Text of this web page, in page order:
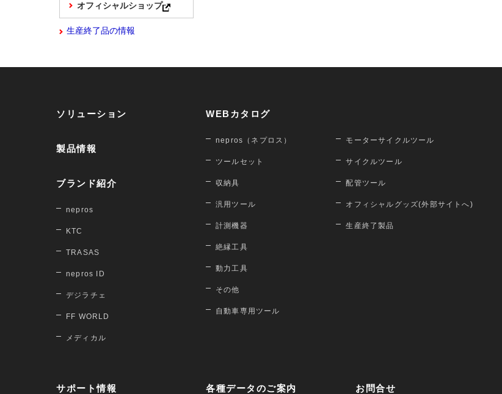
オフィシャルショップ
生産終了品の情報
ソリューション
製品情報
ブランド紹介
nepros
KTC
TRASAS
nepros ID
デジラチェ
FF WORLD
メディカル
WEBカタログ
nepros（ネプロス）
ツールセット
収納具
汎用ツール
計測機器
絶縁工具
動力工具
その他
自動車専用ツール
モーターサイクルツール
サイクルツール
配管ツール
オフィシャルグッズ(外部サイトへ)
生産終了製品
サポート情報 各種データのご案内 お問合せ